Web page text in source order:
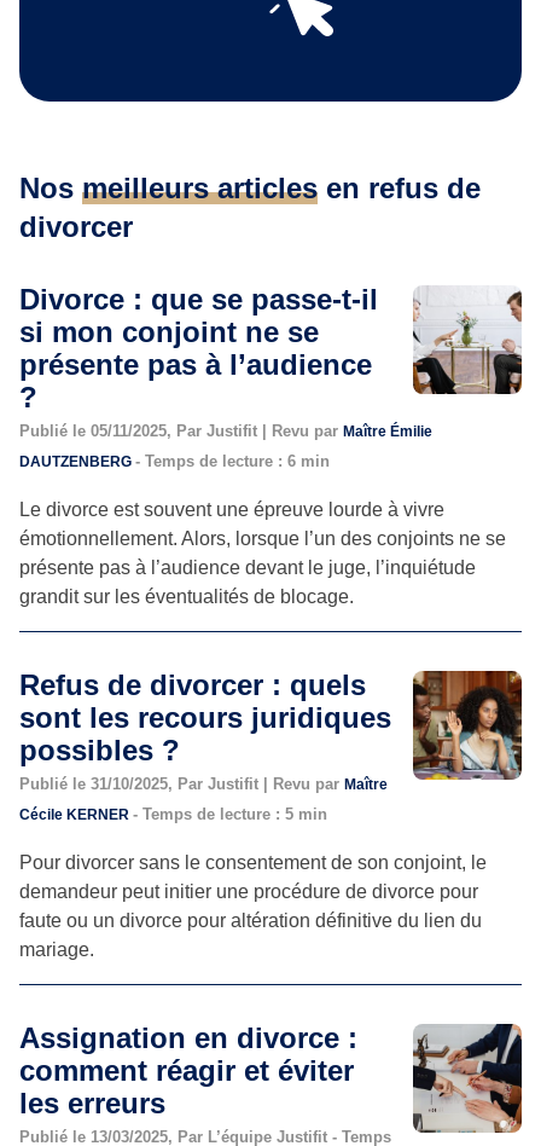
Nos meilleurs articles en refus de
divorcer
Divorce : que se passe-t-il
si mon conjoint ne se
présente pas à l’audience
?
Publié le 05/11/2025, Par Justifit | Revu par Maître Émilie
DAUTZENBERG - Temps de lecture : 6 min
Le divorce est souvent une épreuve lourde à vivre
émotionnellement. Alors, lorsque l’un des conjoints ne se
présente pas à l’audience devant le juge, l’inquiétude
grandit sur les éventualités de blocage.
Refus de divorcer : quels
sont les recours juridiques
possibles ?
Publié le 31/10/2025, Par Justifit | Revu par Maître
Cécile KERNER - Temps de lecture : 5 min
Pour divorcer sans le consentement de son conjoint, le
demandeur peut initier une procédure de divorce pour
faute ou un divorce pour altération définitive du lien du
mariage.
Assignation en divorce :
comment réagir et éviter
les erreurs
Publié le 13/03/2025, Par L’équipe Justifit - Temps